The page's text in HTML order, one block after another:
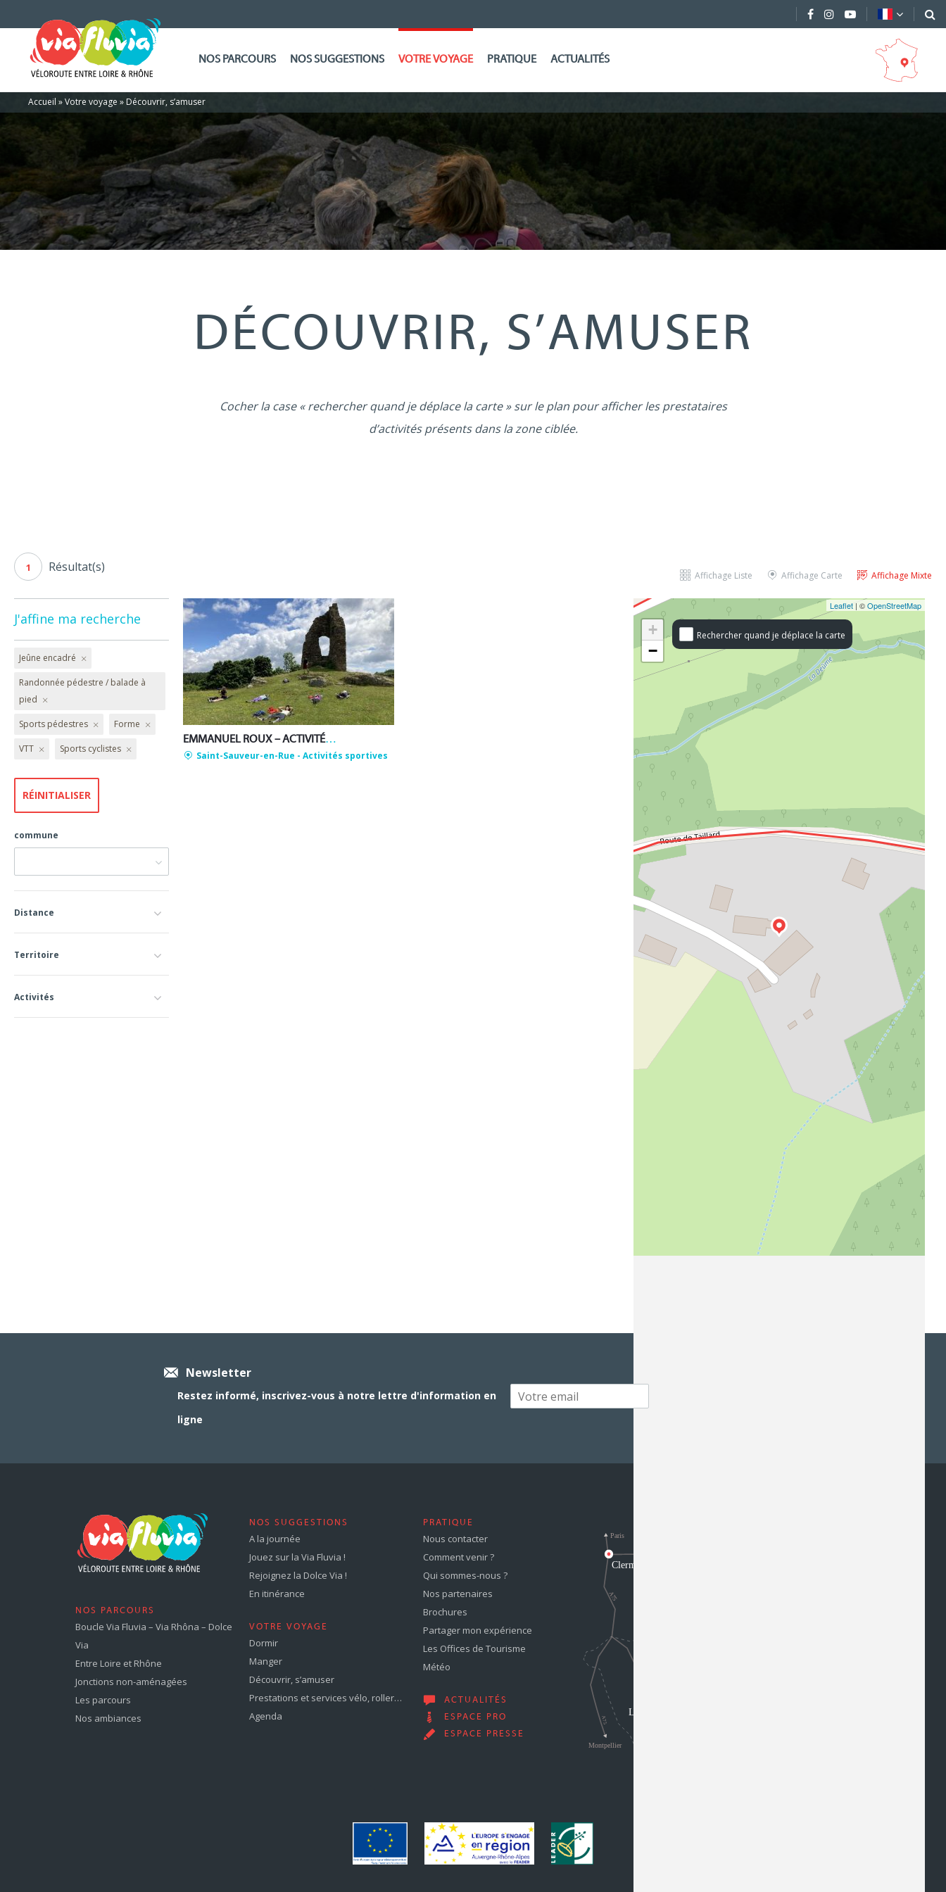
NOS PARCOURS NOS SUGGESTIONS VOTRE VOYAGE PRATIQUE ACTUALITÉS
Accueil »Votre voyage » Découvrir, s’amuser
DÉCOUVRIR, S’AMUSER
Cocher la case « rechercher quand je déplace la carte » sur le plan pour afficher les prestataires
d’activités présents dans la zone ciblée.
1 Résultat(s)
J'affine ma recherche
Jeûne encadré
Randonnée pédestre / balade à
pied
Sports pédestres Forme
VTT Sports cyclistes
commune
Distance
Territoire
Activités
Affichage Mixte
Affichage Carte
Affichage Liste
EMMANUEL ROUX – ACTIVITÉS DE BIEN-ÊTRE ET DE PLEINE NATURE
Saint-Sauveur-en-Rue - Activités sportives
Rechercher quand je déplace la carte
+
−
Leaflet | ©OpenStreetMap
Newsletter
Restez informé, inscrivez-vous à notre lettre d'information en
ligne
NOS PARCOURS
Boucle Via Fluvia – Via Rhôna – Dolce
Via
Entre Loire et Rhône
Jonctions non-aménagées
Les parcours
Nos ambiances
NOS SUGGESTIONS
A la journée
Jouez sur la Via Fluvia !
Rejoignez la Dolce Via !
En itinérance
VOTRE VOYAGE
Dormir
Manger
Découvrir, s’amuser
Prestations et services vélo, roller…
Agenda
PRATIQUE
Nous contacter
Comment venir ?
Qui sommes-nous ?
Nos partenaires
Brochures
Partager mon expérience
Les Offices de Tourisme
Météo
ACTUALITÉS
ESPACE PRO
ESPACE PRESSE